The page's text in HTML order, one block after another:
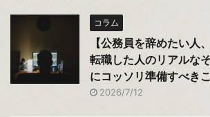
コラム
【公務員を辞めたい人
転職した人のリアルな
にコッソリ準備すべき
2026/7/12